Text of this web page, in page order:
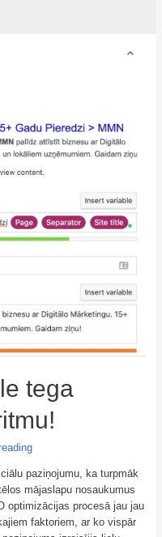
tega
paziņojumu, ka turpmāk
mājaslapu nosaukumus
optimizācijas procesā jau jau
faktoriem, ar ko vispār